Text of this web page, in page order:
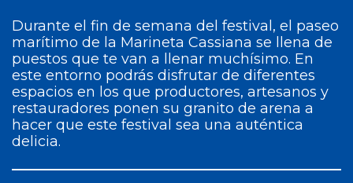
Durante el fin de semana del festival, el paseo
marítimo de la Marineta Cassiana se llena de
puestos que te van a llenar muchísimo. En
este entorno podrás disfrutar de diferentes
espacios en los que productores, artesanos y
restauradores ponen su granito de arena a
hacer que este festival sea una auténtica
delicia.